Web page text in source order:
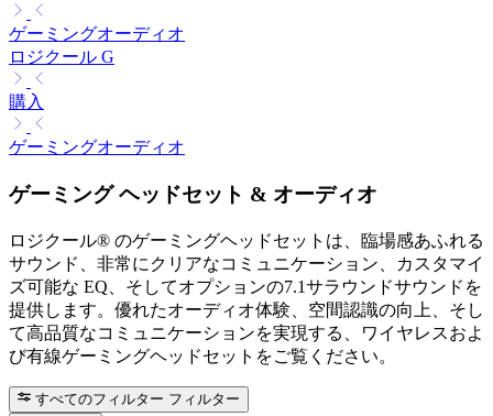
ゲーミングオーディオ
ロジクール G
購入
ゲーミングオーディオ
ゲーミング ヘッドセット & オーディオ
ロジクール® のゲーミングヘッドセットは、臨場感あふれる
サウンド、非常にクリアなコミュニケーション、カスタマイ
ズ可能な EQ、そしてオプションの7.1サラウンドサウンドを
提供します。優れたオーディオ体験、空間認識の向上、そし
て高品質なコミュニケーションを実現する、ワイヤレスおよ
び有線ゲーミングヘッドセットをご覧ください。
すべてのフィルター フィルター